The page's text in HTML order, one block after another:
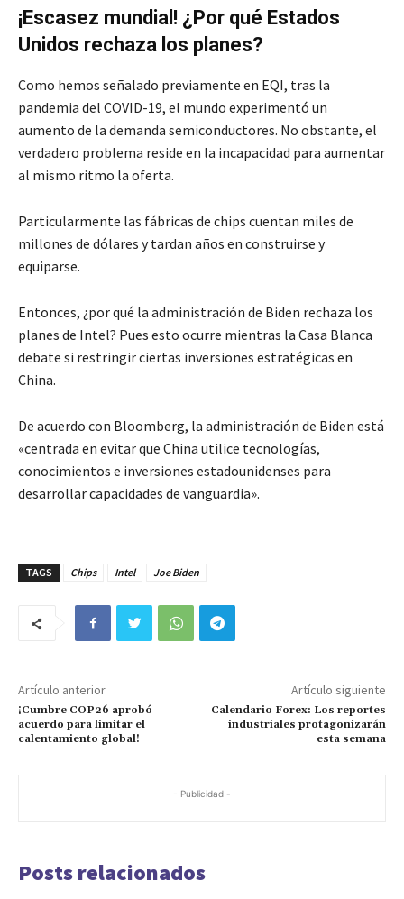
¡Escasez mundial! ¿Por qué Estados
Unidos rechaza los planes?
Como hemos señalado previamente en EQI, tras la
pandemia del COVID-19, el mundo experimentó un
aumento de la demanda semiconductores. No obstante, el
verdadero problema reside en la incapacidad para aumentar
al mismo ritmo la oferta.
Particularmente las fábricas de chips cuentan miles de
millones de dólares y tardan años en construirse y
equiparse.
Entonces, ¿por qué la administración de Biden rechaza los
planes de Intel? Pues esto ocurre mientras la Casa Blanca
debate si restringir ciertas inversiones estratégicas en
China.
De acuerdo con Bloomberg, la administración de Biden está
«centrada en evitar que China utilice tecnologías,
conocimientos e inversiones estadounidenses para
desarrollar capacidades de vanguardia».
TAGS Chips Intel Joe Biden
Artículo anterior
¡Cumbre COP26 aprobó
acuerdo para limitar el
calentamiento global!
Artículo siguiente
Calendario Forex: Los reportes
industriales protagonizarán
esta semana
- Publicidad -
Posts relacionados